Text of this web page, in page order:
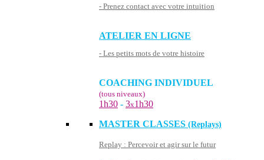
- Prenez contact avec votre intuition
ATELIER EN LIGNE
- Les petits mots de votre histoire
COACHING INDIVIDUEL
(tous niveaux)
1h30 - 3x1h30
MASTER CLASSES (Replays)
Replay : Percevoir et agir sur le futur